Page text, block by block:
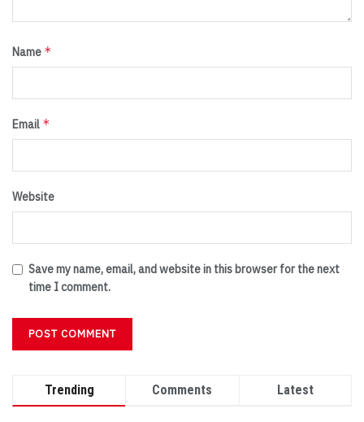
Name *
Email *
Website
Save my name, email, and website in this browser for the next
time I comment.
Trending Comments Latest